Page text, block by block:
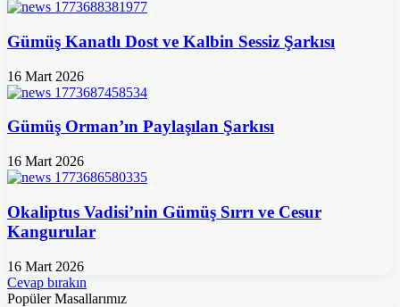
Gümüş Kanatlı Dost ve Kalbin Sessiz Şarkısı
16 Mart 2026
Gümüş Orman’ın Paylaşılan Şarkısı
16 Mart 2026
Okaliptus Vadisi’nin Gümüş Sırrı ve Cesur
Kangurular
16 Mart 2026
Cevap bırakın
Popüler Masallarımız